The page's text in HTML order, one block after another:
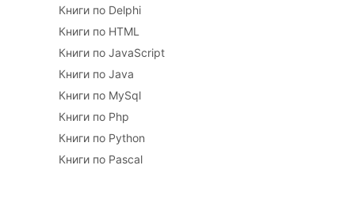
Книги по Delphi
Книги по HTML
Книги по JavaScript
Книги по Java
Книги по MySql
Книги по Php
Книги по Python
Книги по Pascal